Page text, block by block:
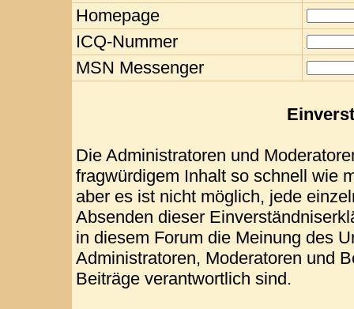
Homepage
ICQ-Nummer
MSN Messenger
Die Administratoren und
fragwürdigem Inhalt so schnell wie
aber es ist nicht möglich, jede
Absenden dieser
in diesem Forum die Meinung des
Administratoren, Moderatoren und
Beiträge verantwortlich sind.